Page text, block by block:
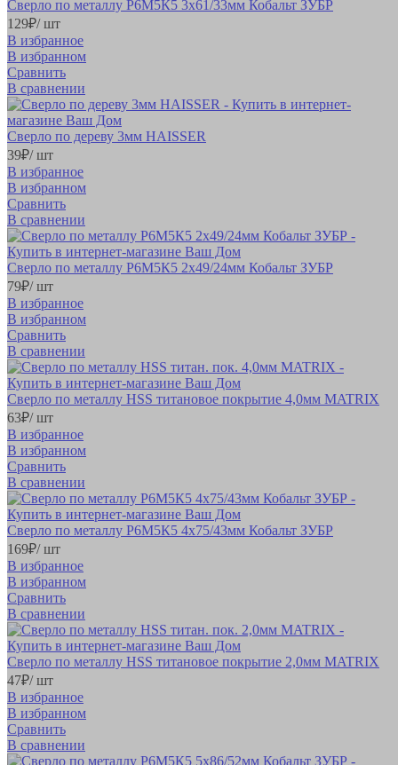
Сверло по металлу Р6М5К5 3х61/33мм Кобальт ЗУБР
129₽/ шт
В избранное
В избранном
Сравнить
В сравнении
Сверло по дереву 3мм HAISSER
39₽/ шт
В избранное
В избранном
Сравнить
В сравнении
Сверло по металлу Р6М5К5 2х49/24мм Кобальт ЗУБР
79₽/ шт
В избранное
В избранном
Сравнить
В сравнении
Сверло по металлу HSS титановое покрытие 4,0мм MATRIX
63₽/ шт
В избранное
В избранном
Сравнить
В сравнении
Сверло по металлу Р6М5К5 4х75/43мм Кобальт ЗУБР
169₽/ шт
В избранное
В избранном
Сравнить
В сравнении
Сверло по металлу HSS титановое покрытие 2,0мм MATRIX
47₽/ шт
В избранное
В избранном
Сравнить
В сравнении